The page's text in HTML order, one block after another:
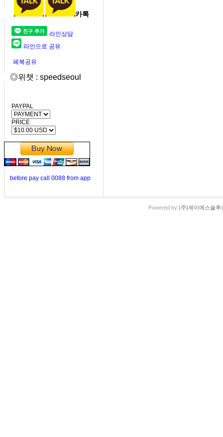
카톡
라인상담
라인으로 공유
페북공유
◎위챗 : speedseoul
PAYPAL
PRICE
before pay call 0088 from app
Powered by (주)제이에스솔루